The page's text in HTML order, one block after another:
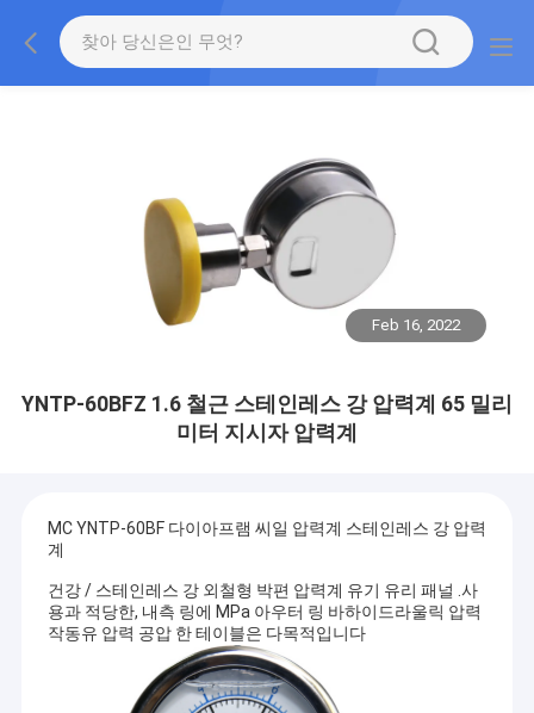
Feb 16, 2022
YNTP-60BFZ 1.6 철근 스테인레스 강 압력계 65 밀리
미터 지시자 압력계
MC YNTP-60BF 다이아프램 씨일 압력계 스테인레스 강 압력
계
건강 / 스테인레스 강 외철형 박편 압력계 유기 유리 패널 .사
용과 적당한, 내측 링에 MPa 아우터 링 바하이드라울릭 압력
작동유 압력 공압 한 테이블은 다목적입니다